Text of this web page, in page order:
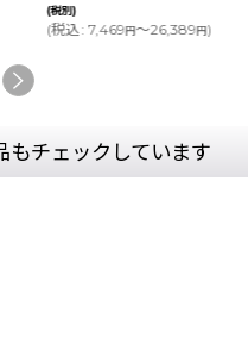
(税別)
(税込: 7,469円～26,389
もチェックしています